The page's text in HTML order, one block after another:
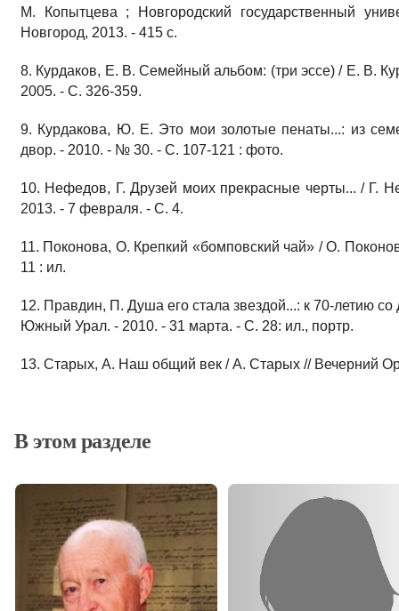
М. Копытцева ; Новгородский государственный
Новгород, 2013. - 415 с.
8. Курдаков, Е. В. Семейный альбом: (три эссе) / Е. В.
2005. - С. 326-359.
9. Курдакова, Ю. Е. Это мои золотые пенаты...: из
двор. - 2010. - № 30. - С. 107-121 : фото.
10. Нефедов, Г. Друзей моих прекрасные черты... / Г.
2013. - 7 февраля. - С. 4.
11. Поконова, О. Крепкий «бомповский чай» / О.
11 : ил.
12. Правдин, П. Душа его стала звездой...: к 70-летию
Южный Урал. - 2010. - 31 марта. - С. 28: ил., портр.
13. Старых, А. Наш общий век / А. Старых // Вечерний
В этом разделе